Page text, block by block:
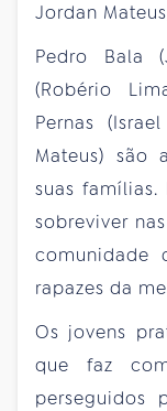
Jordan
Pedro Bala
(Robério
Pernas
Mateus) são
suas
sobreviver
comunidade
rapazes da
Os jovens
que faz
perseguidos